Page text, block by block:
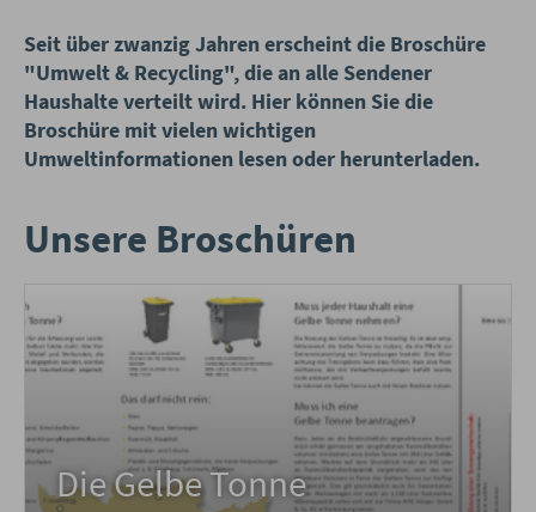
Seit über zwanzig Jahren erscheint die Broschüre
"Umwelt & Recycling", die an alle Sendener
Haushalte verteilt wird. Hier können Sie die
Broschüre mit vielen wichtigen
Umweltinformationen lesen oder herunterladen.
Unsere Broschüren
Die Gelbe Tonne